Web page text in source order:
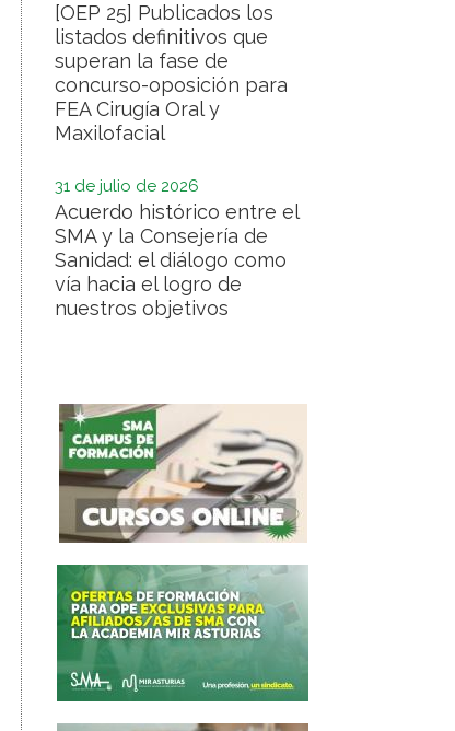
[OEP 25] Publicados los
listados definitivos que
superan la fase de
concurso-oposición para
FEA Cirugía Oral y
Maxilofacial
31 de julio de 2026
Acuerdo histórico entre el
SMA y la Consejería de
Sanidad: el diálogo como
vía hacia el logro de
nuestros objetivos